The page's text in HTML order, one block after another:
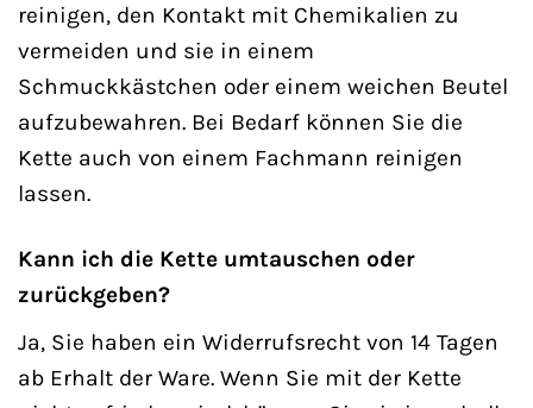
reinigen, den Kontakt mit Chemikalien zu
vermeiden und sie in einem
Schmuckkästchen oder einem weichen Beutel
aufzubewahren. Bei Bedarf können Sie die
Kette auch von einem Fachmann reinigen
lassen.
Kann ich die Kette umtauschen oder
zurückgeben?
Ja, Sie haben ein Widerrufsrecht von 14 Tagen
ab Erhalt der Ware. Wenn Sie mit der Kette